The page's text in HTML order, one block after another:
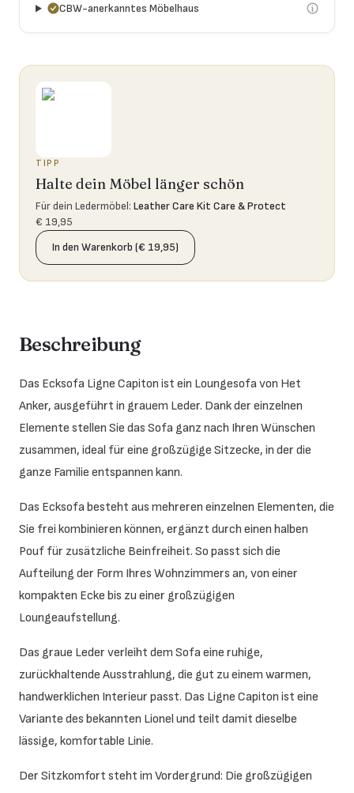
CBW-anerkanntes Möbelhaus
TIPP
Halte dein Möbel länger schön
Für dein Ledermöbel: Leather Care Kit Care & Protect
€ 19,95
In den Warenkorb (€ 19,95)
Beschreibung
Das Ecksofa Ligne Capiton ist ein Loungesofa von Het
Anker, ausgeführt in grauem Leder. Dank der einzelnen
Elemente stellen Sie das Sofa ganz nach Ihren Wünschen
zusammen, ideal für eine großzügige Sitzecke, in der die
ganze Familie entspannen kann.
Das Ecksofa besteht aus mehreren einzelnen Elementen, die
Sie frei kombinieren können, ergänzt durch einen halben
Pouf für zusätzliche Beinfreiheit. So passt sich die
Aufteilung der Form Ihres Wohnzimmers an, von einer
kompakten Ecke bis zu einer großzügigen
Loungeaufstellung.
Das graue Leder verleiht dem Sofa eine ruhige,
zurückhaltende Ausstrahlung, die gut zu einem warmen,
handwerklichen Interieur passt. Das Ligne Capiton ist eine
Variante des bekannten Lionel und teilt damit dieselbe
lässige, komfortable Linie.
Der Sitzkomfort steht im Vordergrund: Die großzügigen